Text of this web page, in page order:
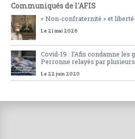
Communiqués de l'AFIS
« Non-confraternité » et liberté
Le 21 mai 2026
Covid-19 : l’Afis condamne les
Perronne relayés par
Le 22 juin 2020